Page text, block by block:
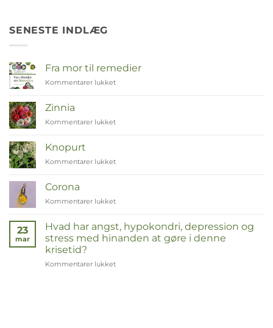
SENESTE INDLÆG
Fra mor til remedier
Kommentarer lukket
Zinnia
Kommentarer lukket
Knopurt
Kommentarer lukket
Corona
Kommentarer lukket
23
mar
Hvad har angst, hypokondri, depression og
stress med hinanden at gøre i denne
krisetid?
Kommentarer lukket